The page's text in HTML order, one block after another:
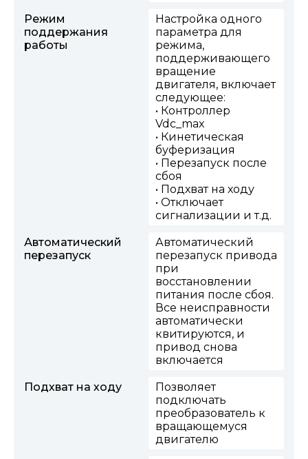
Режим
поддержания
работы
Настройка одного
параметра для
режима,
поддерживающего
вращение
двигателя, включает
следующее:
• Контроллер
Vdc_max
• Кинетическая
буферизация
• Перезапуск после
сбоя
• Подхват на ходу
• Отключает
сигнализации и т.д.
Автоматический
перезапуск
Автоматический
перезапуск привода
при
восстановлении
питания после сбоя.
Все неисправности
автоматически
квитируются, и
привод снова
включается
Подхват на ходу
Позволяет
подключать
преобразователь к
вращающемуся
двигателю